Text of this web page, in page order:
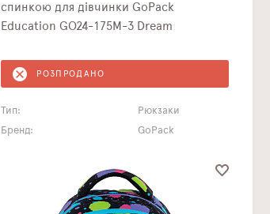
спинкою для дівчинки GoPack
Education GO24-175M-3 Dream
РОЗПРОДАНО
Тип:
Рюкзаки
Бренд:
GoPack